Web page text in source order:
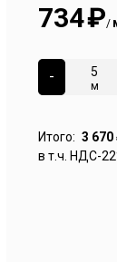
734₽/
-
м
Итого: 3 670
в т.ч. НДС-